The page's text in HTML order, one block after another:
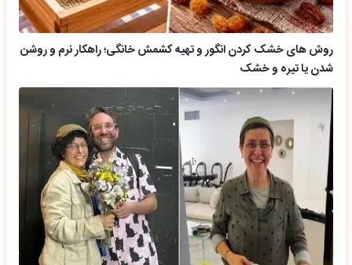
روش های خشک کردن انگور و تهیه کشمش خانگی؛ راهکار نرم و روشن
شدن یا تیره و خشک